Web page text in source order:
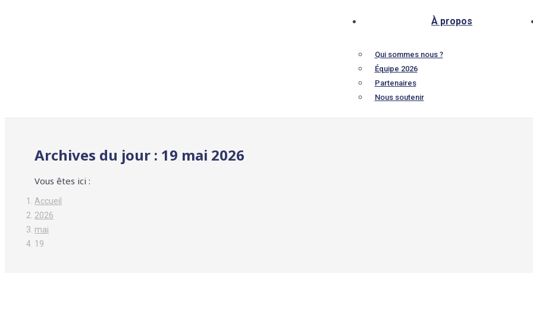
À propos
Qui sommes nous ?
Équipe 2026
Partenaires
Nous soutenir
Archives du jour : 19 mai 2026
Vous êtes ici :
Accueil
2026
mai
19